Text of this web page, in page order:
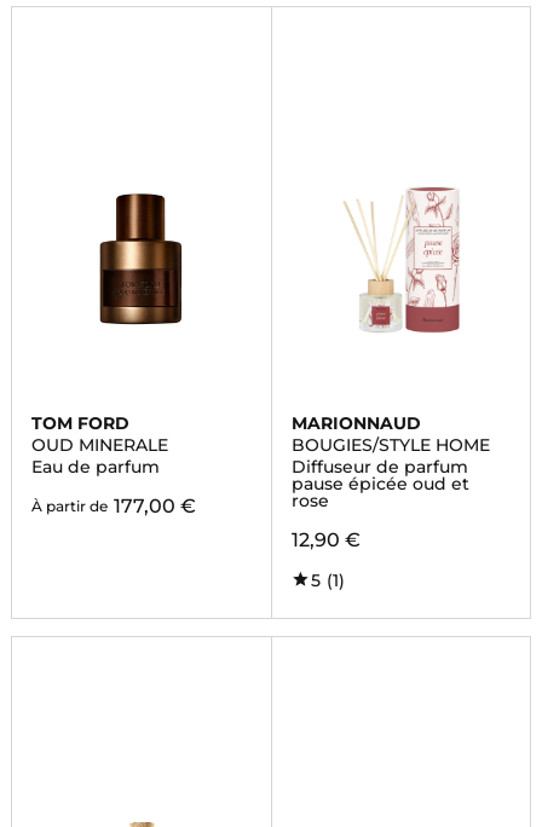
TOM FORD
OUD MINERALE
Eau de parfum
À partir de 177,00 €
MARIONNAUD
BOUGIES/STYLE HOME
Diffuseur de parfum
pause épicée oud et
rose
12,90 €
5 (1)